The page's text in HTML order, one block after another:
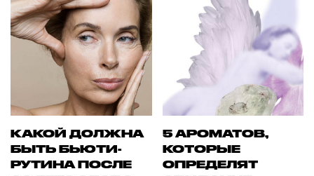
КАКОЙ ДОЛЖНА
БЫТЬ БЬЮТИ-
РУТИНА ПОСЛЕ
5 АРОМАТОВ,
КОТОРЫЕ
ОПРЕДЕЛЯТ